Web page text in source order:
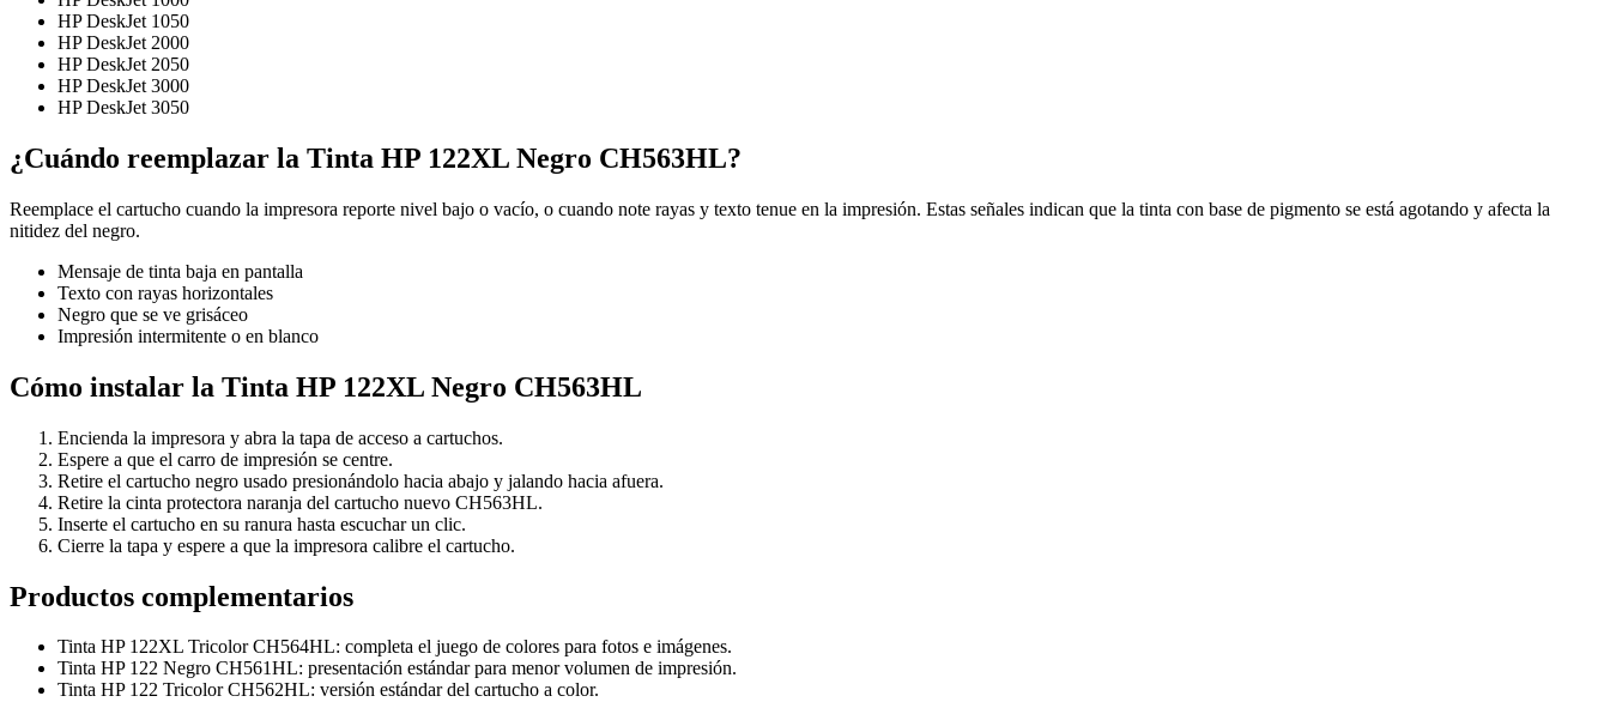
HP DeskJet 1050
HP DeskJet 2000
HP DeskJet 2050
HP DeskJet 3000
HP DeskJet 3050
¿Cuándo reemplazar la Tinta HP 122XL Negro CH563HL?
Reemplace el cartucho cuando la impresora reporte nivel bajo o vacío, o cuando note rayas y texto tenue en la impresión. Estas señales indican que la tinta con base de pigmento se está agotando y afecta la
nitidez del negro.
Mensaje de tinta baja en pantalla
Texto con rayas horizontales
Negro que se ve grisáceo
Impresión intermitente o en blanco
Cómo instalar la Tinta HP 122XL Negro CH563HL
Encienda la impresora y abra la tapa de acceso a cartuchos.
Espere a que el carro de impresión se centre.
Retire el cartucho negro usado presionándolo hacia abajo y jalando hacia afuera.
Retire la cinta protectora naranja del cartucho nuevo CH563HL.
Inserte el cartucho en su ranura hasta escuchar un clic.
Cierre la tapa y espere a que la impresora calibre el cartucho.
Productos complementarios
Tinta HP 122XL Tricolor CH564HL: completa el juego de colores para fotos e imágenes.
Tinta HP 122 Negro CH561HL: presentación estándar para menor volumen de impresión.
Tinta HP 122 Tricolor CH562HL: versión estándar del cartucho a color.